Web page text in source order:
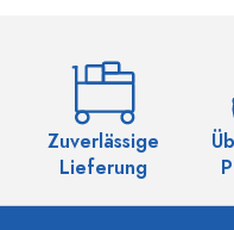
Zuverlässige
Lieferung